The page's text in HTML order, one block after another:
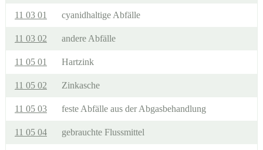
11 03 01 cyanidhaltige Abfälle
11 03 02 andere Abfälle
11 05 01 Hartzink
11 05 02 Zinkasche
11 05 03 feste Abfälle aus der Abgasbehandlung
11 05 04 gebrauchte Flussmittel